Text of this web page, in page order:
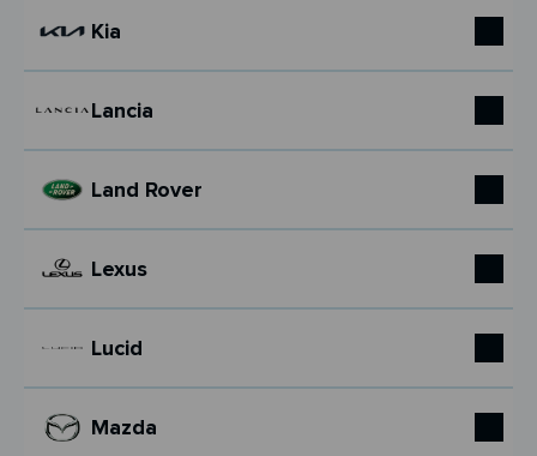
Kia
Lancia
Land Rover
Lexus
Lucid
Mazda